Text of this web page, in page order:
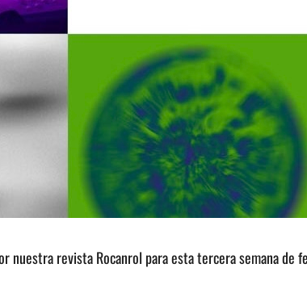
nuestra revista Rocanrol para esta tercera semana